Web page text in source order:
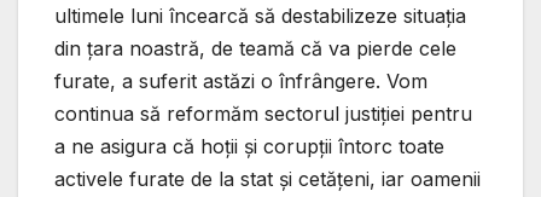
ultimele luni încearcă să destabilizeze situația
din țara noastră, de teamă că va pierde cele
furate, a suferit astăzi o înfrângere. Vom
continua să reformăm sectorul justiției pentru
a ne asigura că hoții și corupții întorc toate
activele furate de la stat și cetățeni, iar oamenii